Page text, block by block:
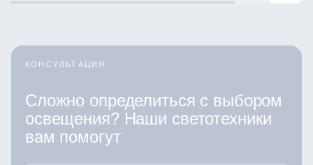
КОНСУЛЬТАЦИЯ
Сложно определиться с выбором
освещения? Наши светотехники
вам помогут